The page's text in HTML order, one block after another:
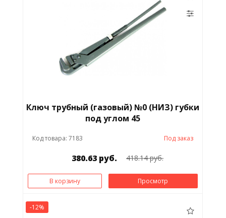
Ключ трубный (газовый) №0 (НИЗ) губки
под углом 45
Код товара: 7183 Под заказ
380.63 руб. 418.14 руб.
В корзину Просмотр
-12%